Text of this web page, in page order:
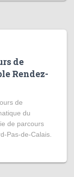
de
Rendez-
de
du
de parcours
Pas-de-Calais.